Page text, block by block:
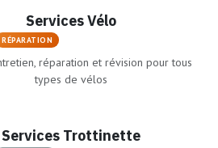
Services Vélo
RÉPARATION
réparation et révision pour tous
types de vélos
Services Trottinette